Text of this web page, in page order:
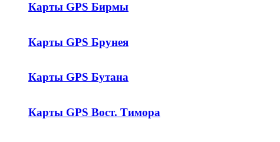
Карты GPS Бирмы
Карты GPS Брунея
Карты GPS Бутана
Карты GPS Вост. Тимора